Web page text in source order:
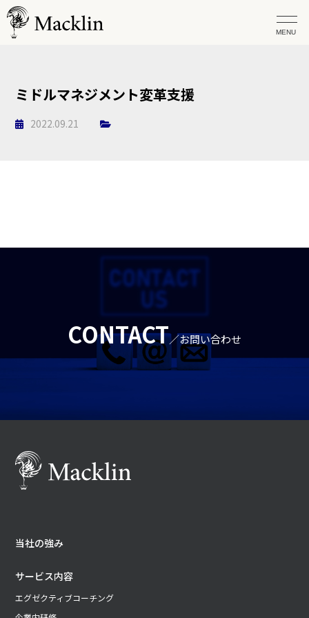
ミドルマネジメント変革支援
2022.09.21
CONTACT／お問い合わせ
当社の強み
サービス内容
エグゼクティブコーチング